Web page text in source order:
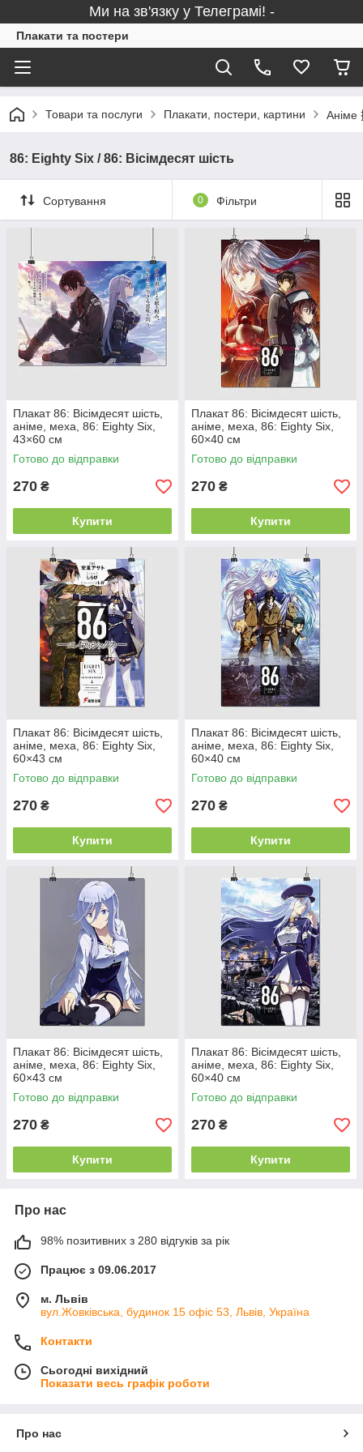
Ми на зв'язку у Телеграмі! -
Плакати та постери
Товари та послуги Плакати, постери, картини Аніме
86: Eighty Six / 86: Вісімдесят шість
Сортування 0 Фільтри
Плакат 86: Вісімдесят шість,
аніме, меха, 86: Eighty Six,
43×60 см
Готово до відправки
270 ₴
Купити
Плакат 86: Вісімдесят шість,
аніме, меха, 86: Eighty Six,
60×40 см
Готово до відправки
270 ₴
Купити
Плакат 86: Вісімдесят шість,
аніме, меха, 86: Eighty Six,
60×43 см
Готово до відправки
270 ₴
Купити
Плакат 86: Вісімдесят шість,
аніме, меха, 86: Eighty Six,
60×40 см
Готово до відправки
270 ₴
Купити
Плакат 86: Вісімдесят шість,
аніме, меха, 86: Eighty Six,
60×43 см
Готово до відправки
270 ₴
Купити
Плакат 86: Вісімдесят шість,
аніме, меха, 86: Eighty Six,
60×40 см
Готово до відправки
270 ₴
Купити
Про нас
98% позитивних з 280 відгуків за рік
Працює з 09.06.2017
м. Львів
вул.Жовківська, будинок 15 офіс 53, Львів, Україна
Контакти
Сьогодні вихідний
Показати весь графік роботи
Про нас